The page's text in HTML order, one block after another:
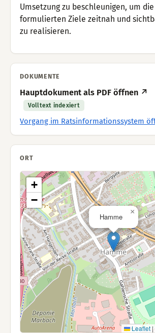
Umsetzung zu beschleunigen, um die
formulierten Ziele zeitnah und
zu realisieren.
DOKUMENTE
Hauptdokument als PDF öffnen ↗
Volltext indexiert
Vorgang im Ratsinformationssystem
ORT
Hamme
×
+
−
Leaflet|